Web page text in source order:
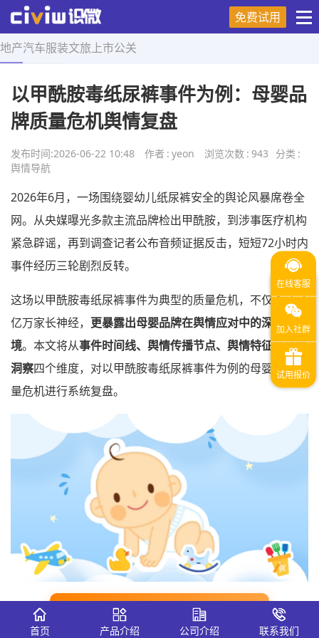
免费试用
地产汽车服装文旅 上市公关
首页 > 舆情导航 > 正文
以甲酰胺毒纸尿裤事件为例：母婴品
牌质量危机舆情复盘
发布时间:2026-06-22 10:48 作者 : yeon 浏览次数 : 943 分类 :
舆情导航
2026年6月，一场围绕婴幼儿纸尿裤安全的舆论风暴席卷全
网。从央媒曝光多款主流品牌检出甲酰胺，到涉事医疗机构
紧急辟谣，再到调查记者公布音频证据反击，短短72小时内
事件经历三轮剧烈反转。
这场以甲酰胺毒纸尿裤事件为典型的质量危机，不仅牵动了
亿万家长神经， 更暴露出母婴品牌在舆情应对中的深层困
境。本文将从事件时间线、舆情传播节点、舆情特征及风险
洞察四个维度，对以甲酰胺毒纸尿裤事件为例的母婴品牌质
量危机进行系统复盘。
母婴品牌舆情监测分析网站入口👈
首页 产品介绍 公司介绍 联系我们